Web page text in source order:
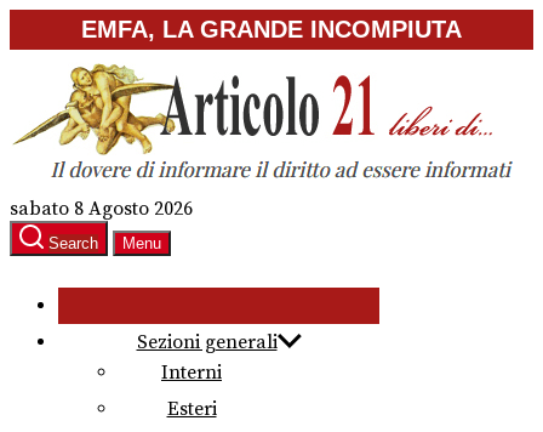
to
content
EMFA, LA GRANDE INCOMPIUTA
sabato 8 Agosto 2026
Search Menu
Sezioni generali
Interni
Esteri